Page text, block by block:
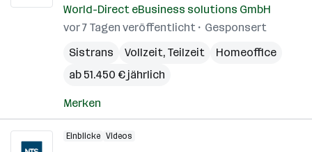
World-Direct eBusiness solutions GmbH
vor 7 Tagen veröffentlicht
Gesponsert
Sistrans
Vollzeit, Teilzeit
Homeoffice
ab 51.450 € jährlich
Merken
Einblicke Videos